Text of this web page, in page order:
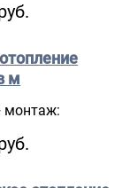
м
монтаж: